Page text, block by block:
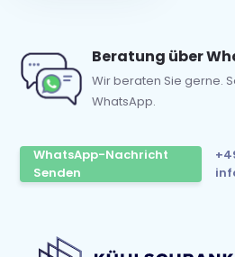
Beratung über
Wir beraten Sie gerne.
WhatsApp.
WhatsApp-Nachricht
Senden